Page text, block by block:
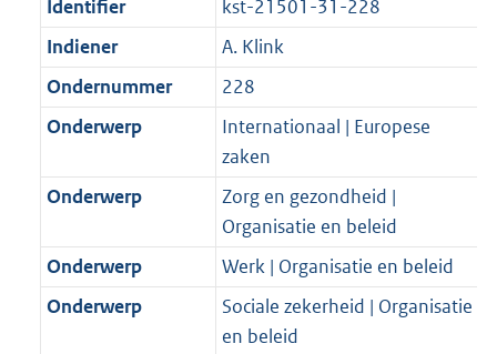
Identifier
kst-21501-31-228
Indiener
A. Klink
Ondernummer
228
Onderwerp
Internationaal | Europese
zaken
Onderwerp
Zorg en gezondheid |
Organisatie en beleid
Onderwerp
Werk | Organisatie en beleid
Onderwerp
Sociale zekerheid | Organisatie
en beleid